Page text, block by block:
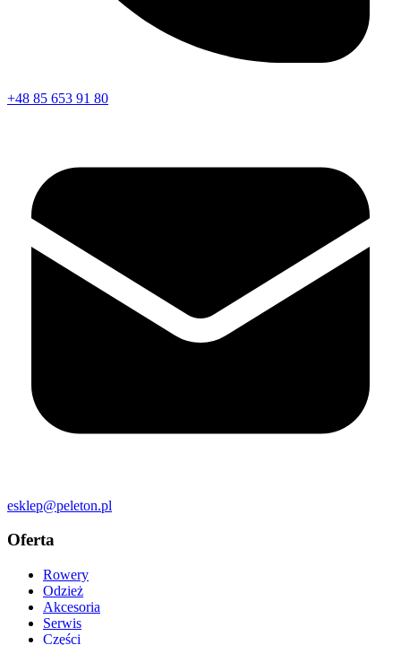
+48 85 653 91 80
esklep@peleton.pl
Oferta
Rowery
Odzież
Akcesoria
Serwis
Części